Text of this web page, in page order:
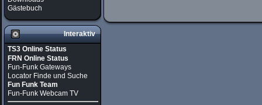
Gästebuch
Interaktiv
TS3 Online Status
FRN Online Status
Fun-Funk Gateways
Locator Finde und Suche
Fun Funk Team
Fun-Funk Webcam TV